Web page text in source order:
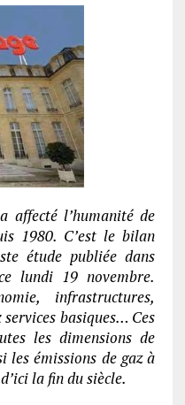
affecté l’humanité de
1980. C’est le bilan
étude publiée dans
lundi 19 novembre.
infrastructures,
services basiques… Ces
les dimensions de
les émissions de gaz à
la fin du siècle.